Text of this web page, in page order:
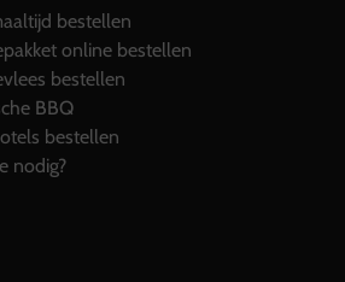
bestellen
online bestellen
bestellen
BBQ
bestellen
nodig?